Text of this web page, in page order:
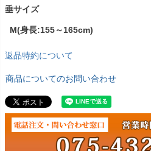
垂サイズ
M(身長:155～165cm)
返品特約について
商品についてのお問い合わせ